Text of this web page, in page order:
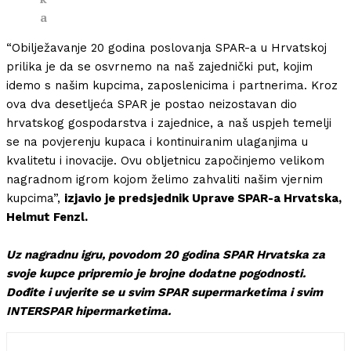
a
“Obilježavanje 20 godina poslovanja SPAR-a u Hrvatskoj
prilika je da se osvrnemo na naš zajednički put, kojim
idemo s našim kupcima, zaposlenicima i partnerima. Kroz
ova dva desetljeća SPAR je postao neizostavan dio
hrvatskog gospodarstva i zajednice, a naš uspjeh temelji
se na povjerenju kupaca i kontinuiranim ulaganjima u
kvalitetu i inovacije. Ovu obljetnicu započinjemo velikom
nagradnom igrom kojom želimo zahvaliti našim vjernim
kupcima”, izjavio je predsjednik Uprave SPAR-a Hrvatska,
Helmut Fenzl.
Uz nagradnu igru, povodom 20 godina SPAR Hrvatska za
svoje kupce pripremio je brojne dodatne pogodnosti.
Dođite i uvjerite se u svim SPAR supermarketima i svim
INTERSPAR hipermarketima.